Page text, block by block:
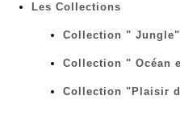
Les Collections
Collection " Jungle"
Collection " Océan
Collection "Plaisir